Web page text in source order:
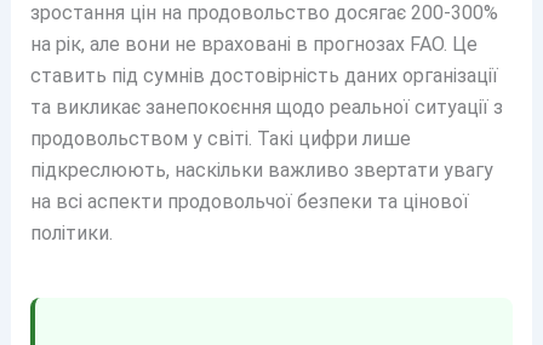
зростання цін на продовольство досягає 200-300%
на рік, але вони не враховані в прогнозах FAO. Це
ставить під сумнів достовірність даних організації
та викликає занепокоєння щодо реальної ситуації з
продовольством у світі. Такі цифри лише
підкреслюють, наскільки важливо звертати увагу
на всі аспекти продовольчої безпеки та цінової
політики.